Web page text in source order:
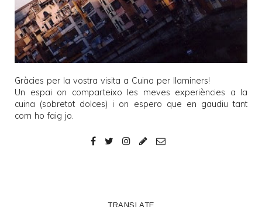
Gràcies per la vostra visita a Cuina per llaminers!
Un espai on comparteixo les meves experiències a la
cuina (sobretot dolces) i on espero que en gaudiu tant
com ho faig jo.
TRANSLATE